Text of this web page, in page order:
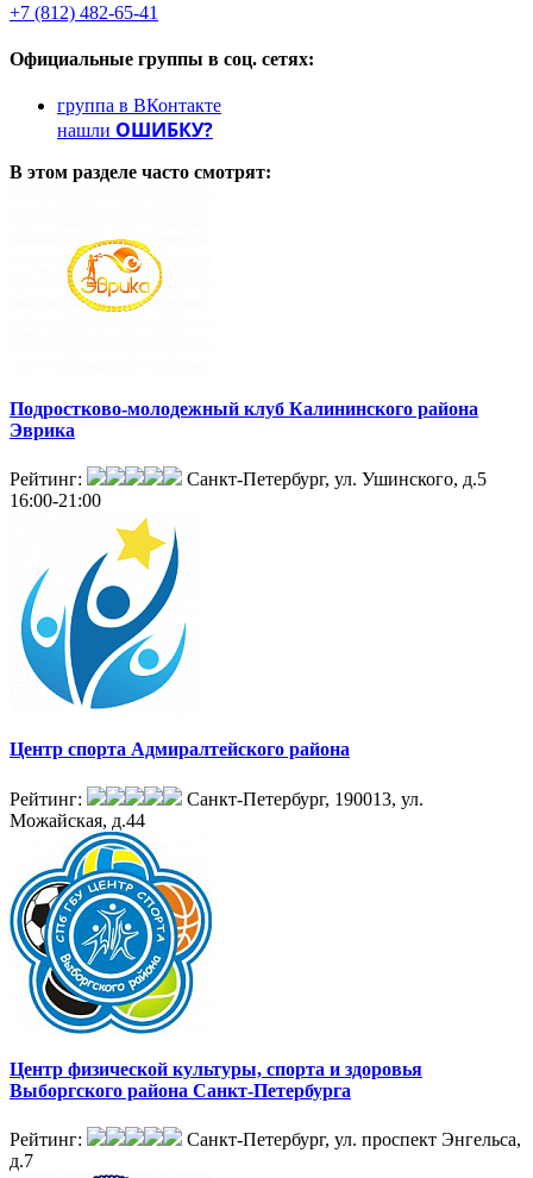
+7 (812) 482-65-41
Официальные группы в соц. сетях:
группа в ВКонтакте
нашли ОШИБКУ?
В этом разделе часто смотрят:
Подростково-молодежный клуб Калининского района
Эврика
Рейтинг:
Санкт-Петербург, ул. Ушинского, д.5
16:00-21:00
Центр спорта Адмиралтейского района
Рейтинг:
Санкт-Петербург, 190013, ул.
Можайская, д.44
Центр физической культуры, спорта и здоровья
Выборгского района Санкт-Петербурга
Рейтинг:
Санкт-Петербург, ул. проспект Энгельса,
д.7